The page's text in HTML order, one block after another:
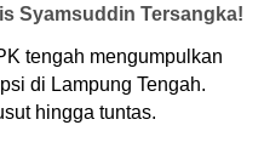
Syamsuddin Tersangka!
tengah mengumpulkan
di Lampung Tengah.
hingga tuntas.